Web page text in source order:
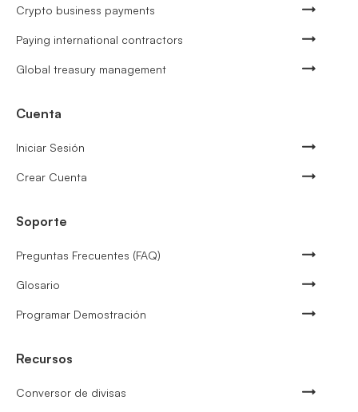
Crypto business payments
Paying international contractors
Global treasury management
Cuenta
Iniciar Sesión
Crear Cuenta
Soporte
Preguntas Frecuentes (FAQ)
Glosario
Programar Demostración
Recursos
Conversor de divisas